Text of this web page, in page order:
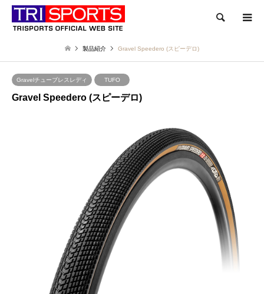
検索
製品紹介 Gravel Speedero (スピーデロ)
Gravelチューブレスレディ TUFO
Gravel Speedero (スピーデロ)